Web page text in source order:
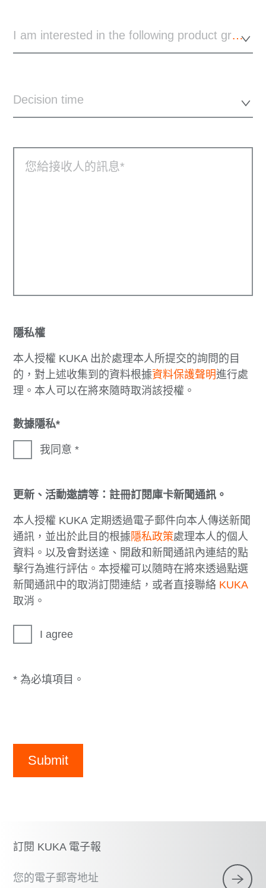
I am interested in the following product group
Decision time
您給接收人的訊息
隱私權
本人授權 KUKA 出於處理本人所提交的詢問的目
的，對上述收集到的資料根據資料保護聲明進行處
理。本人可以在將來隨時取消該授權。
數據隱私
我同意
更新、活動邀請等：註冊訂閱庫卡新聞通訊。
本人授權 KUKA 定期透過電子郵件向本人傳送新聞
通訊，並出於此目的根據 隱私政策處理本人的個人
資料。以及會對送達、開啟和新聞通訊內連結的點
擊行為進行評估。本授權可以隨時在將來透過點選
新聞通訊中的取消訂閱連結，或者直接聯絡 KUKA
取消。
I agree
* 為必填項目。
Submit
訂閱 KUKA 電子報
您的電子郵寄地址